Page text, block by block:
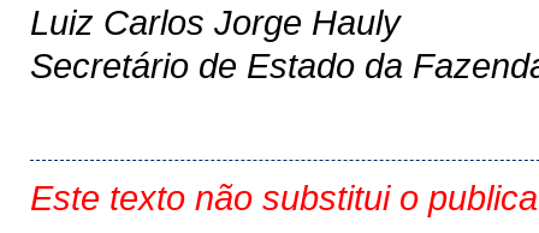
Luiz Carlos Jorge Hauly
Secretário de Estado da
Este texto não substitui o